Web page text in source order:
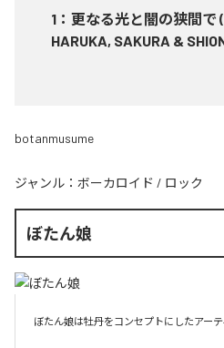
1 ： 更なる光と闇の狭間で
HARUKA, SAKURA &
botanmusume
ジャンル： ボーカロイド / ロック
ぼたん娘
ぼたん娘は牡丹をコンセプトにしたアーテ